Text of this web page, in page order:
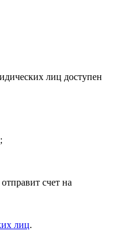
лиц доступен
счет на
лиц.